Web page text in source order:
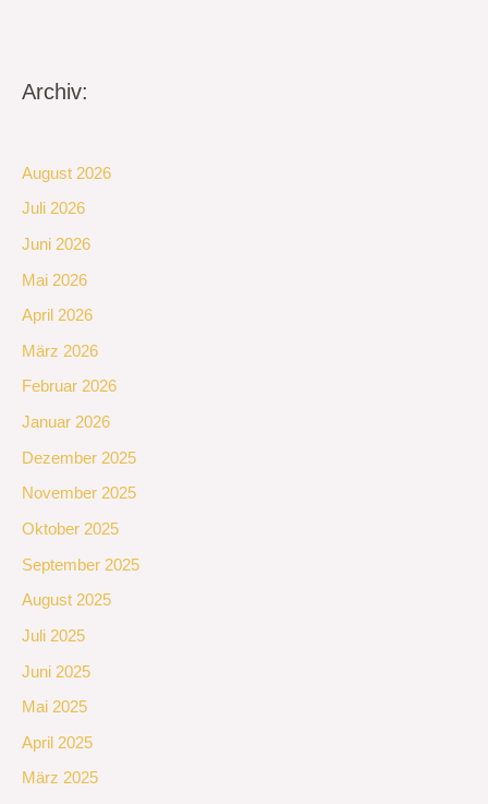
Archiv:
August 2026
Juli 2026
Juni 2026
Mai 2026
April 2026
März 2026
Februar 2026
Januar 2026
Dezember 2025
November 2025
Oktober 2025
September 2025
August 2025
Juli 2025
Juni 2025
Mai 2025
April 2025
März 2025